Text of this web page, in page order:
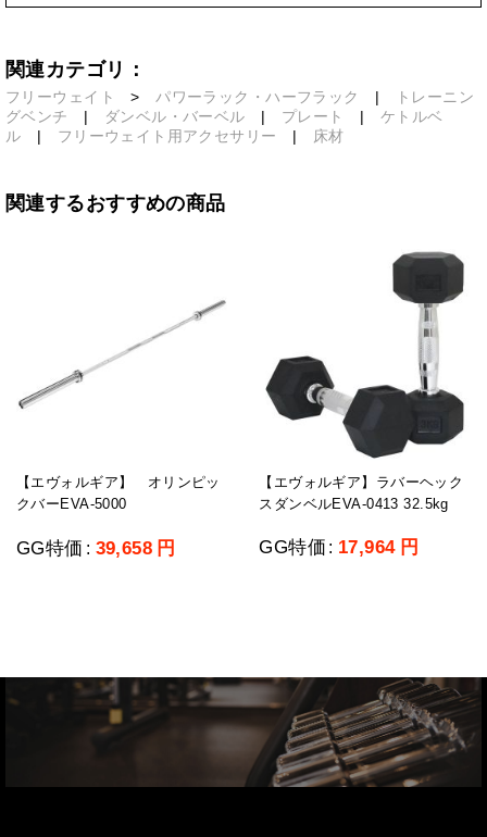
関連カテゴリ：
フリーウェイト > パワーラック・ハーフラック |
トレーニン
グベンチ
| ダンベル・バーベル | プレート | ケトルベ
ル | フリーウェイト用アクセサリー | 床材
関連するおすすめの商品
【エヴォルギア】 オリンピッ
クバーEVA-5000
GG特価 : 39,658 円
【エヴォルギア】ラバーヘック
スダンベルEVA-0413 32.5kg
GG特価 : 17,964 円